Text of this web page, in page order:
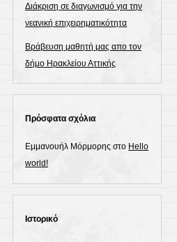
Διάκριση σε διαγωνισμό για την
νεανική επιχειρηματικότητα
Βράβευση μαθητή μας απο τον
δήμο Ηρακλείου Αττικής
Πρόσφατα σχόλια
Εμμανουήλ Μόρμορης στο Hello
world!
Ιστορικό